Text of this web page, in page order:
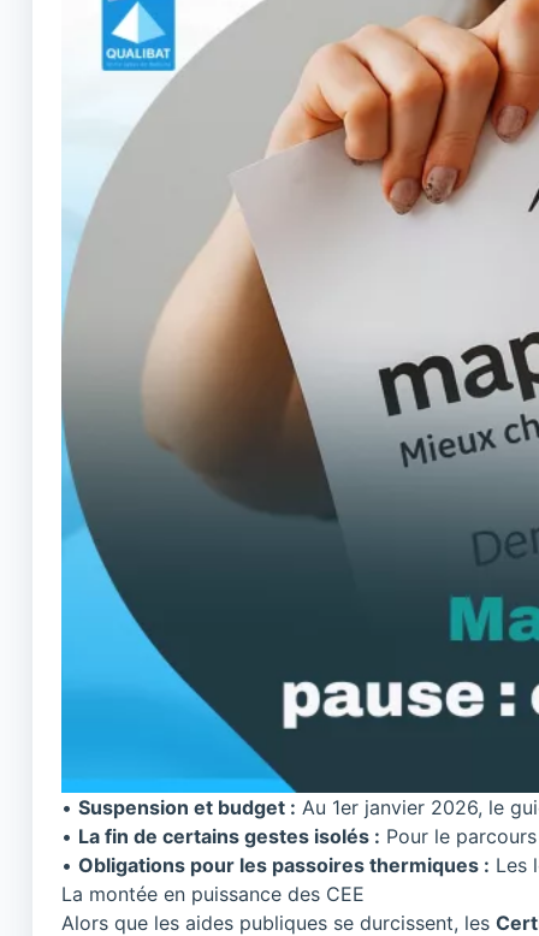
•Suspension et budget : Au 1er janvier 2026, le
• La fin de certains gestes isolés : Pour le
•Obligations pour les passoires thermiques : Les
La montée en puissance des CEE
Alors que les aides publiques se durcissent, les